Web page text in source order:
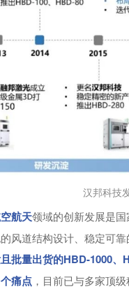
汉邦科技
航天领域的创新发展是
风道结构设计、稳定可
批量出货的HBD-1000
痛点 ，目前已与多家顶